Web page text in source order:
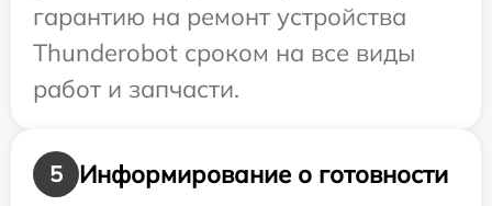
гарантию на ремонт устройства
Thunderobot сроком на все виды
работ и запчасти.
5
Информирование о готовности